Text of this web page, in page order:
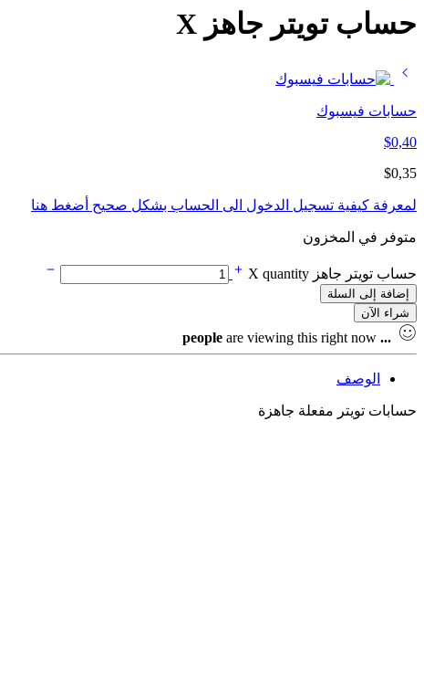
حساب تويتر جاهز X
حسابات فيسبوك
$0,40
$0,35
لمعرفة كيفية تسجيل الدخول الى الحساب بشكل صحيح أضغط هنا
متوفر في المخزون
حساب تويتر جاهز X quantity
إضافة إلى السلة
شراء الآن
...
people are viewing this right now
الوصف
حسابات تويتر مفعلة جاهزة